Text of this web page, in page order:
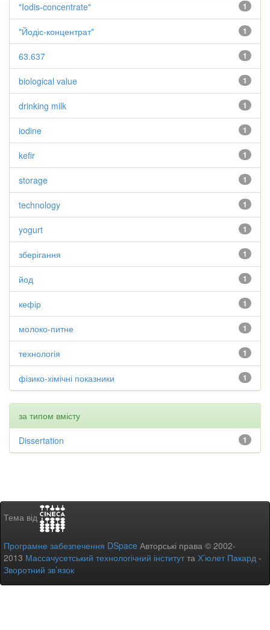
1
"Iodis-concentrate"
1
"Йодіс-концентрат"
1
63.637
1
biological value
1
drinking milk
1
iodine
1
kefir
1
storage
1
technology
1
yogurt
1
зберігання
1
йод
1
кефір
1
молоко-питне
1
технологія
1
фізико-хімічні показники
за типом вмісту
1
Dissertation
Тема від
Програмне забезпечення DSpace Авторські права © 2002-
2013 Массачусетський технологічний інститутта Х’юлет Пакард -
Зворотний зв’язок